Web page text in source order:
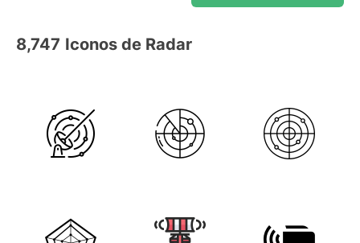
8,747 Iconos de Radar